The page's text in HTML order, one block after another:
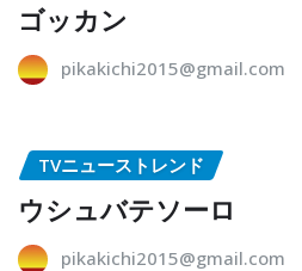
ゴッカン
pikakichi2015@gmail.com
TVニューストレンド
ウシュバテソーロ
pikakichi2015@gmail.com